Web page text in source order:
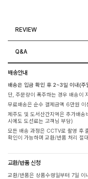
REVIEW
Q&A
배송안내
배송은 입금 확인 후 2~3일 이내(주
단, 주문량이 폭주하는 경우 배송이
무료배송은 순수 결제금액 6만원 이
제주도 및 도서산간지역은 추가배
시에도 도선료는 고객님 부담)
모든 배송 과정은 CCTV로 촬영 후
확인이 가능하며 교환/반품 처리 절
교환/반품 신청
교환/반품은 상품수령일부터 7일 이